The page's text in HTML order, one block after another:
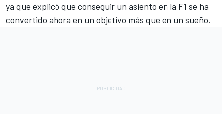
ya que explicó que conseguir un asiento en la F1 se ha
convertido ahora en un objetivo más que en un sueño.